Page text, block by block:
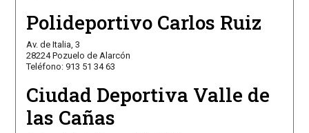
Polideportivo Carlos Ruiz
Av. de Italia, 3
28224 Pozuelo de Alarcón
Teléfono: 913 51 34 63
Ciudad Deportiva Valle de
las Cañas